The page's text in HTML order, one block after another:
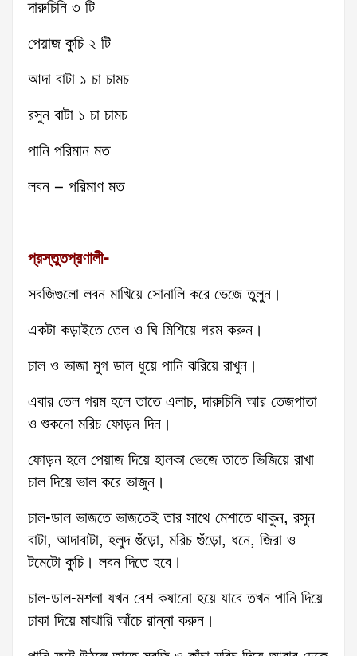
দারুচিনি ৩ টি
পেয়াজ কুচি ২ টি
আদা বাটা ১ চা চামচ
রসুন বাটা ১ চা চামচ
পানি পরিমান মত
লবন – পরিমাণ মত
প্রস্তুতপ্রণালী-
সবজিগুলো লবন মাখিয়ে সোনালি করে ভেজে তুলুন।
একটা কড়াইতে তেল ও ঘি মিশিয়ে গরম করুন।
চাল ও ভাজা মুগ ডাল ধুয়ে পানি ঝরিয়ে রাখুন।
এবার তেল গরম হলে তাতে এলাচ, দারুচিনি আর তেজপাতা
ও শুকনো মরিচ ফোড়ন দিন।
ফোড়ন হলে পেয়াজ দিয়ে হালকা ভেজে তাতে ভিজিয়ে রাখা
চাল দিয়ে ভাল করে ভাজুন।
চাল-ডাল ভাজতে ভাজতেই তার সাথে মেশাতে থাকুন, রসুন
বাটা, আদাবাটা, হলুদ গুঁড়ো, মরিচ গুঁড়ো, ধনে, জিরা ও
টমেটো কুচি। লবন দিতে হবে।
চাল-ডাল-মশলা যখন বেশ কষানো হয়ে যাবে তখন পানি দিয়ে
ঢাকা দিয়ে মাঝারি আঁচে রান্না করুন।